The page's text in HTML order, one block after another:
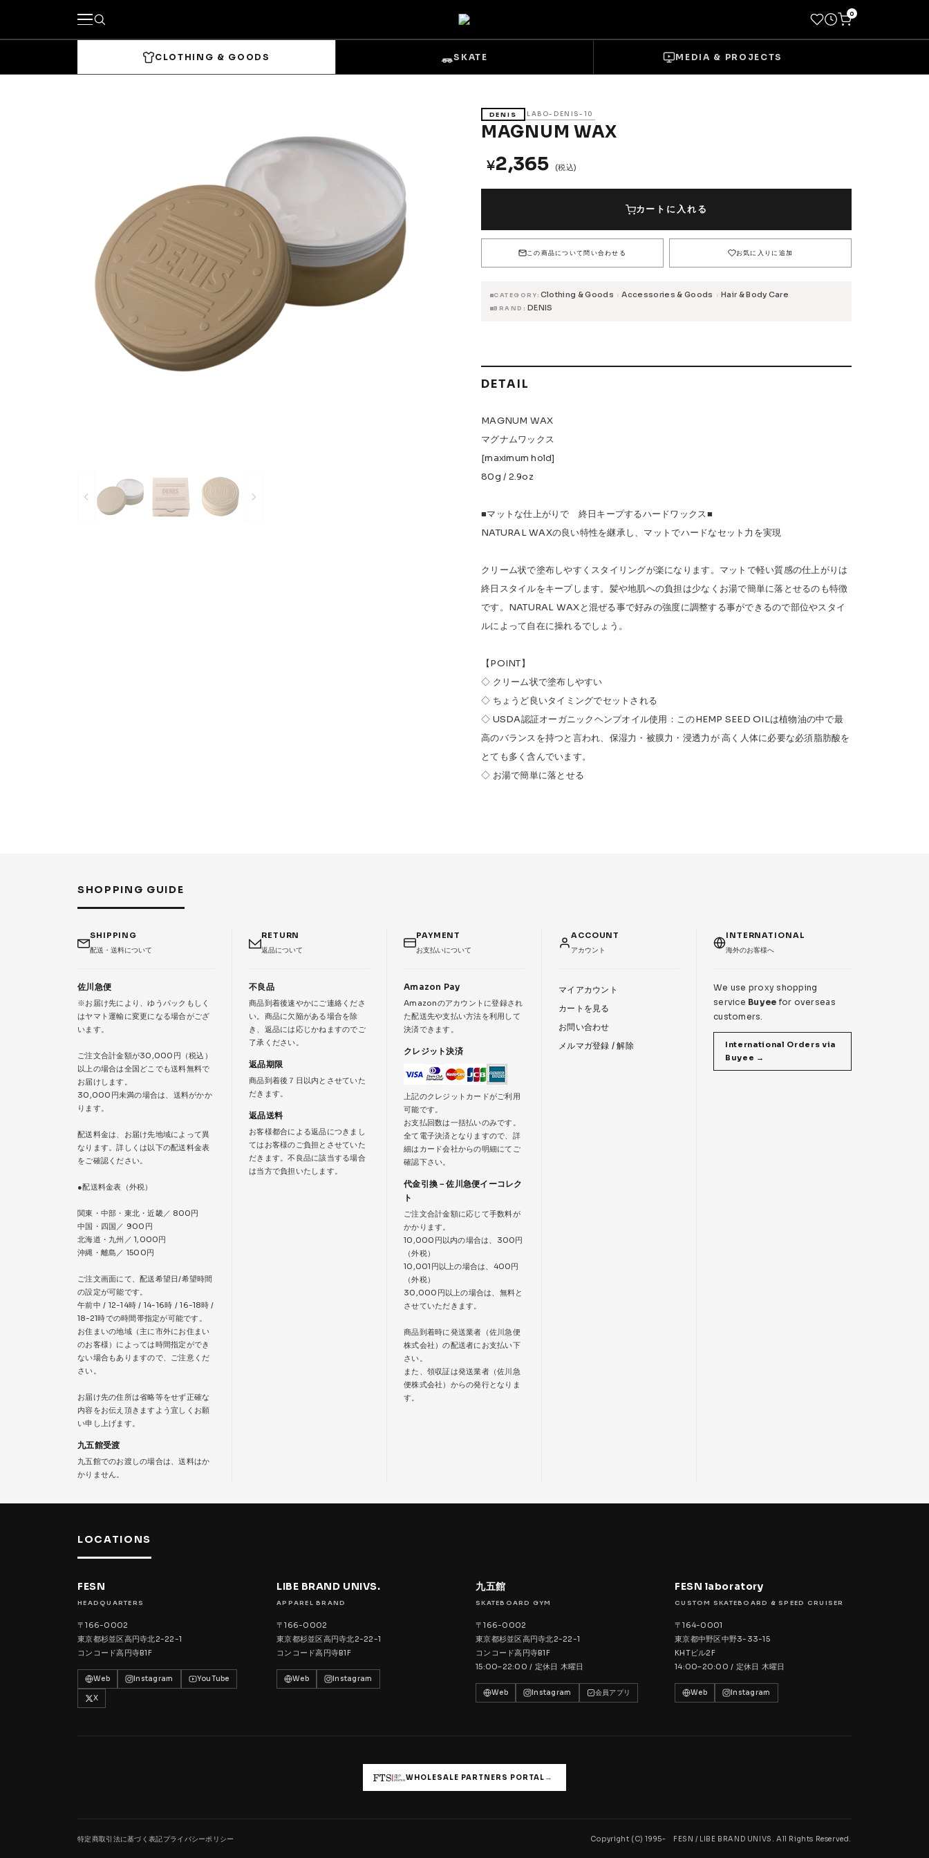
0
Sets & Overalls Socks
Bags & Pouches
Accessories & Goods
Complete Decks
Bearings
Skate Bags & Cases
LIBE BRAND UNIVS. FESN laboratory
remilla INDEPENDENT ACE TRUCKS Gacious AREth Pro-Tec DENIS DANG SHADES
POWELL PERALTA BONES Various Brands Vintage
CLOTHING & GOODS SKATE MEDIA & PROJECTS
DENIS LABO-DENIS-10
MAGNUM WAX
¥2,365 (税込)
カートに入れる
この商品について問い合わせる お気に入りに追加
CATEGORY Clothing & Goods › Accessories & Goods › Hair & Body Care
BRAND DENIS
DETAIL
MAGNUM WAX
マグナムワックス
[maximum hold]
80g / 2.9oz
■マットな仕上がりで 終日キープするハードワックス■
NATURAL WAXの良い特性を継承し、マットでハードなセット力を実現
クリーム状で塗布しやすくスタイリングが楽になります。マットで軽い質感の仕上がりは
終日スタイルをキープします。髪や地肌への負担は少なくお湯で簡単に落とせるのも特徴
です。NATURAL WAXと混ぜる事で好みの強度に調整する事ができるので部位やスタイ
ルによって自在に操れるでしょう。
【POINT】
◇ クリーム状で塗布しやすい
◇ ちょうど良いタイミングでセットされる
◇ USDA認証オーガニックヘンプオイル使用：このHEMP SEED OILは植物油の中で最
高のバランスを持つと言われ、保湿力・被膜力・浸透力が 高く人体に必要な必須脂肪酸を
とても多く含んでいます。
◇ お湯で簡単に落とせる
SHOPPING GUIDE
SHIPPING
配送・送料について
佐川急便
※お届け先により、ゆうパックもしく
はヤマト運輸に変更になる場合がござ
います。
ご注文合計金額が30,000円（税込）
以上の場合は全国どこでも送料無料で
お届けします。
30,000円未満の場合は、送料がかか
ります。
配送料金は、お届け先地域によって異
なります。詳しくは以下の配送料金表
をご確認ください。
●配送料金表（外税）
関東・中部・東北・近畿／ 800円
中国・四国／ 900円
北海道・九州／ 1,000円
沖縄・離島／ 1500円
ご注文画面にて、配送希望日/希望時間
の設定が可能です。
午前中 / 12-14時 / 14-16時 / 16-18時 /
18-21時での時間帯指定が可能です。
お住まいの地域（主に市外にお住まい
のお客様）によっては時間指定ができ
ない場合もありますので、ご注意くだ
さい。
お届け先の住所は省略等をせず正確な
内容をお伝え頂きますよう宜しくお願
い申し上げます。
九五館受渡
九五館でのお渡しの場合は、送料はか
かりません。
RETURN
返品について
不良品
商品到着後速やかにご連絡くださ
い。商品に欠陥がある場合を除
き、返品には応じかねますのでご
了承ください。
返品期限
商品到着後７日以内とさせていた
だきます。
返品送料
お客様都合による返品につきまし
てはお客様のご負担とさせていた
だきます。不良品に該当する場合
は当方で負担いたします。
PAYMENT
お支払いについて
Amazon Pay
Amazonのアカウントに登録され
た配送先や支払い方法を利用して
決済できます。
クレジット決済
上記のクレジットカードがご利用
可能です。
お支払回数は一括払いのみです。
全て電子決済となりますので、詳
細はカード会社からの明細にてご
確認下さい。
代金引換－佐川急便イーコレク
ト
ご注文合計金額に応じて手数料が
かかります。
10,000円以内の場合は、300円
（外税）
10,001円以上の場合は、400円
（外税）
30,000円以上の場合は、無料と
させていただきます。
商品到着時に発送業者（佐川急便
株式会社）の配送者にお支払い下
さい。
また、領収証は発送業者（佐川急
便株式会社）からの発行となりま
す。
ACCOUNT
アカウント
マイアカウント
カートを見る
お問い合わせ
メルマガ登録 / 解除
INTERNATIONAL
海外のお客様へ
We use proxy shopping
service Buyee for overseas
customers.
International Orders via
Buyee →
LOCATIONS
FESN
HEADQUARTERS
〒166-0002
東京都杉並区高円寺北2-22-1
コンコード高円寺B1F
Web Instagram YouTube
X
LIBE BRAND UNIVS.
APPAREL BRAND
〒166-0002
東京都杉並区高円寺北2-22-1
コンコード高円寺B1F
Web Instagram
九五館
SKATEBOARD GYM
〒166-0002
東京都杉並区高円寺北2-22-1
コンコード高円寺B1F
15:00–22:00 / 定休日 木曜日
Web Instagram 会員アプリ
FESN laboratory
CUSTOM SKATEBOARD & SPEED CRUISER
〒164-0001
東京都中野区中野3-33-15
KHTビル2F
14:00–20:00 / 定休日 木曜日
Web Instagram
WHOLESALE PARTNERS PORTAL →
特定商取引法に基づく表記プライバシーポリシー Copyright (C) 1995- FESN / LIBE BRAND UNIVS. All Rights Reserved.